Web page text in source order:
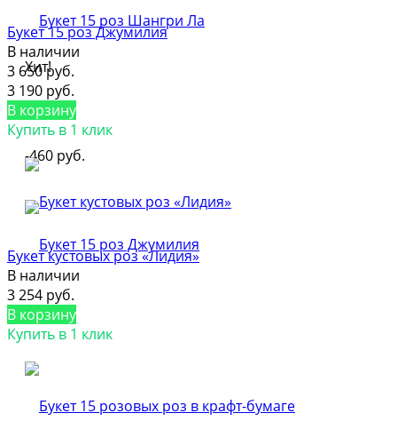
Хит!
-460 руб.
Букет 15 роз Джумилия
В наличии
3 650 руб.
3 190 руб.
В корзину
Купить в 1 клик
Букет кустовых роз «Лидия»
В наличии
3 254 руб.
В корзину
Купить в 1 клик